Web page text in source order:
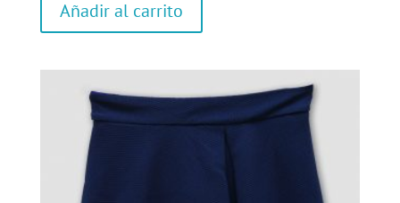
Añadir al carrito